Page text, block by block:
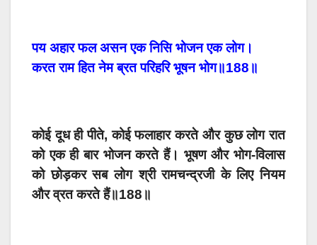
पय अहार फल असन एक निसि भोजन एक लोग।
करत राम हित नेम ब्रत परिहरि भूषन भोग॥188॥
कोई दूध ही पीते, कोई फलाहार करते और कुछ लोग रात
को एक ही बार भोजन करते हैं। भूषण और भोग-विलास
को छोड़कर सब लोग श्री रामचन्द्रजी के लिए नियम
और व्रत करते हैं॥188॥